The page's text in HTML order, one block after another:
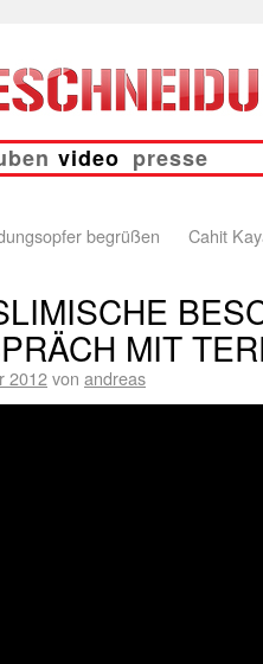
video presse
begrüßen
Cahit
MIT
2012von andreas